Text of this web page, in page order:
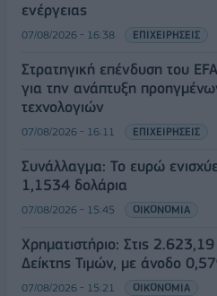
ενέργειας
07/08/2026 - 16:38 ΕΠΙΧΕΙΡΗΣΕΙΣ
Στρατηγική επένδυση του
για την ανάπτυξη
τεχνολογιών
07/08/2026 - 16:11 ΕΠΙΧΕΙΡΗΣΕΙΣ
Συνάλλαγμα: Το ευρώ
1,1534 δολάρια
07/08/2026 - 15:45 ΟΙΚΟΝΟΜΙΑ
Χρηματιστήριο: Στις
Δείκτης Τιμών, με άνοδο
07/08/2026 - 15:21 ΟΙΚΟΝΟΜΙΑ